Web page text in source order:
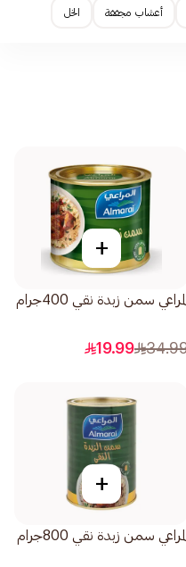
أعشاب مجففة الخل
+
المراعي سمن زبدة نقي 400جرام
19.99
+
المراعي سمن زبدة نقي 800جرام